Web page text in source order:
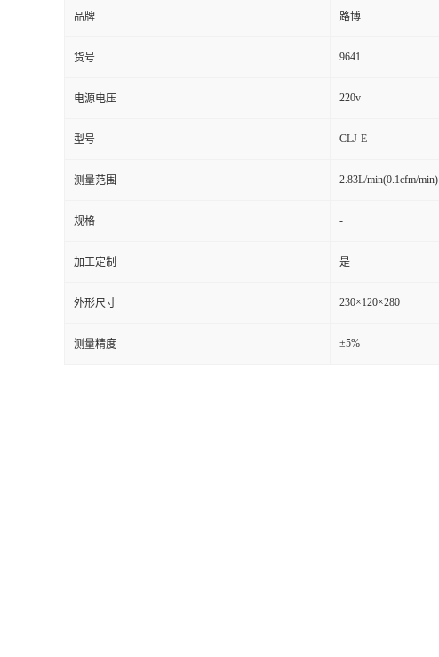
品牌 路博
货号 9641
电源电压 220v
型号 CLJ-E
测量范围 2.83L/min(0.1cfm/min)
规格 -
加工定制 是
外形尺寸 230×120×280
测量精度 ±5%